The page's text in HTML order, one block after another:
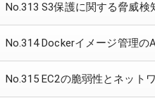
No.313 S3保護に関する脅威検
No.314 Dockerイメージ管理の
No.315 EC2の脆弱性とネット